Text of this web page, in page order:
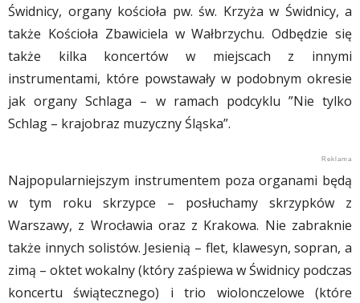
Świdnicy, organy kościoła pw. św. Krzyża w Świdnicy, a
także Kościoła Zbawiciela w Wałbrzychu. Odbędzie się
także kilka koncertów w miejscach z innymi
instrumentami, które powstawały w podobnym okresie
jak organy Schlaga – w ramach podcyklu ”Nie tylko
Schlag – krajobraz muzyczny Śląska”.
Najpopularniejszym instrumentem poza organami będą
w tym roku skrzypce – posłuchamy skrzypków z
Warszawy, z Wrocławia oraz z Krakowa. Nie zabraknie
także innych solistów. Jesienią – flet, klawesyn, sopran, a
zimą – oktet wokalny (który zaśpiewa w Świdnicy podczas
koncertu świątecznego) i trio wiolonczelowe (które